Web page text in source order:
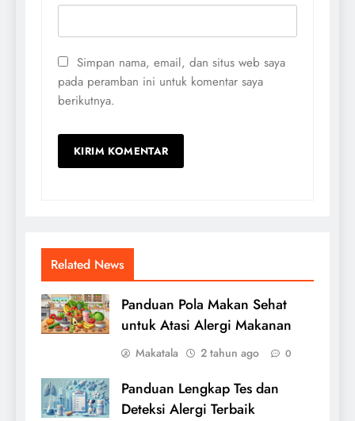
Simpan nama, email, dan situs web saya
pada peramban ini untuk komentar saya
berikutnya.
Related News
Panduan Pola Makan Sehat
untuk Atasi Alergi Makanan
Makatala 2 tahun ago 0
Panduan Lengkap Tes dan
Deteksi Alergi Terbaik